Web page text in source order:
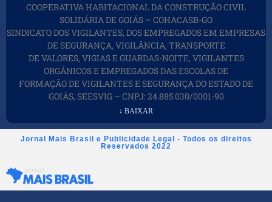
COOPERATIVA HABITACIONAL DA CONSTRUÇÃO CIVIL
SOLIDÁRIA DE GOIÁS – COHACASB-GO
SINDICATO DOS VIGILANTES, DOS EMPREGADOS EM EMPRESAS
DE SEGURANÇA, VIGILÂNCIA, TRANSPORTE
DE VALORES, VIGIAS E GUARDAS-NOITE, VIGILANTES
ORGÂNICOS E EMPREGADOS DAS ESCOLAS DE
FORMAÇÃO DE VIGILANTES E SEGURANÇA DO ESTADO DE
GOIÁS, SEESVIG – CNPJ: 24.885.030/0001-90
↓ BAIXAR
Jornal Mais Brasil e Publicidade Legal - Todos os direitos
Reservados 2022